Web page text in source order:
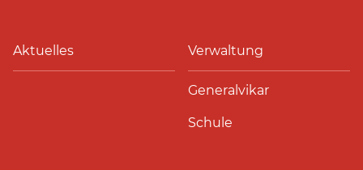
Aktuelles Verwaltung
Generalvikar
Schule